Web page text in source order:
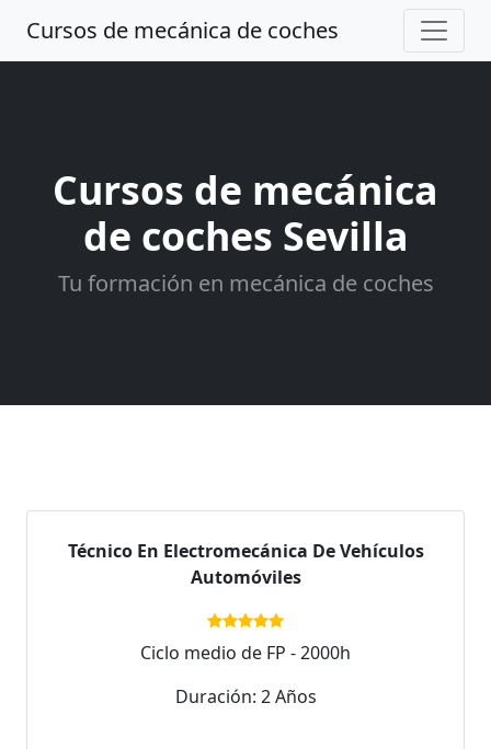
Cursos de mecánica de coches
Cursos de mecánica
de coches Sevilla
Tu formación en mecánica de coches
Técnico En Electromecánica De Vehículos
Automóviles
Ciclo medio de FP - 2000h
Duración: 2 Años